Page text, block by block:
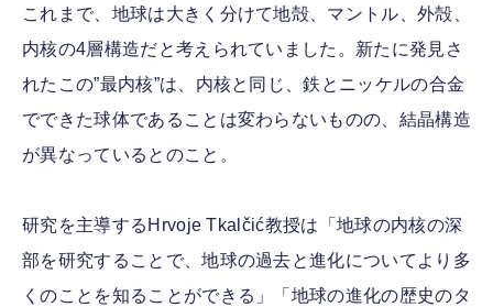
これまで、地球は大きく分けて地殻、マントル、外殻、
内核の4層構造だと考えられていました。新たに発見さ
れたこの”最内核”は、内核と同じ、鉄とニッケルの合金
でできた球体であることは変わらないものの、結晶構造
が異なっているとのこと。
研究を主導するHrvoje Tkalčić教授は「地球の内核の深
部を研究することで、地球の過去と進化についてより多
くのことを知ることができる」「地球の進化の歴史のタ